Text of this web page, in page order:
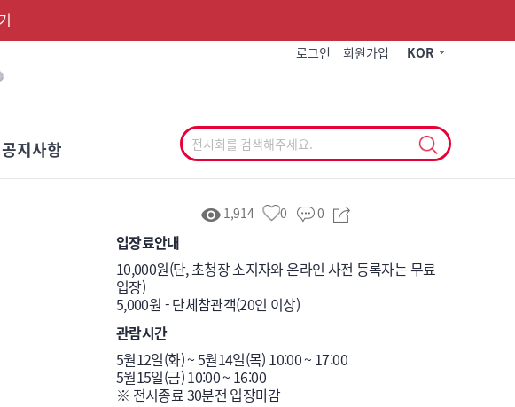
로그인 회원가입 KOR
공지사항
1,914 0 0
입장료안내
10,000원(단, 초청장 소지자와 온라인 사전 등록자는 무료
입장)
5,000원 - 단체참관객(20인 이상)
관람시간
5월12일(화) ~ 5월14일(목) 10:00 ~ 17:00
5월15일(금) 10:00 ~ 16:00
※ 전시종료 30분전 입장마감